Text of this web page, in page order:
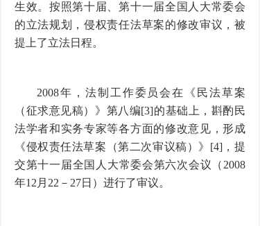
生效。按照第十届、第十一届全国人大常委会
的立法规划，侵权责任法草案的修改审议，被
提上了立法日程。
2008年，法制工作委员会在《民法草案
（征求意见稿）》第八编[3]的基础上，斟酌民
法学者和实务专家等各方面的修改意见，形成
《侵权责任法草案（第二次审议稿）》[4]，提
交第十一届全国人大常委会第六次会议（2008
年12月22－27日）进行了审议。